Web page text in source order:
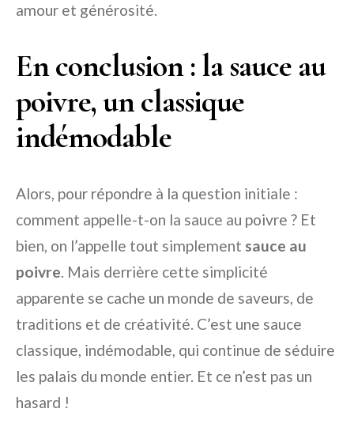
amour et générosité.
En conclusion : la sauce au
poivre, un classique
indémodable
Alors, pour répondre à la question initiale :
comment appelle-t-on la sauce au poivre ? Et
bien, on l’appelle tout simplement sauce au
poivre . Mais derrière cette simplicité
apparente se cache un monde de saveurs, de
traditions et de créativité. C’est une sauce
classique, indémodable, qui continue de séduire
les palais du monde entier. Et ce n’est pas un
hasard !